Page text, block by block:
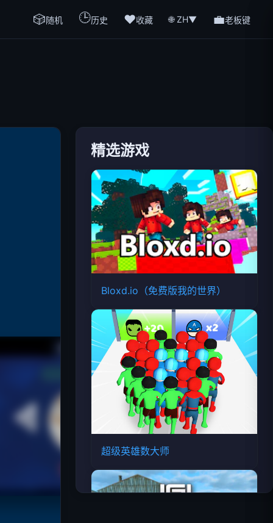
🎲随机 🕒历史 ❤️收藏 🌐 ZH▼ 💼老板键
精选游戏
Bloxd.io（免费版我的世界）
超级英雄数大师